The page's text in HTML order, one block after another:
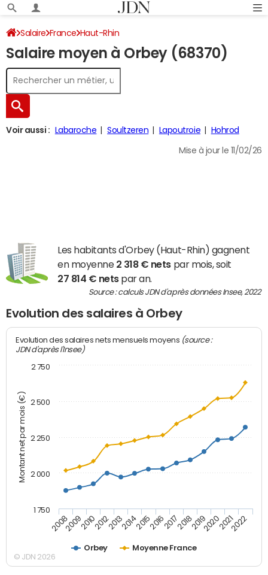
Salaire France Haut-Rhin
Salaire moyen à Orbey (68370)
Voir aussi : Labaroche Soultzeren Lapoutroie Hohrod
Mise à jour le 11/02/26
Les habitants d'Orbey (Haut-Rhin) gagnent
en moyenne 2 318 € netspar mois, soit
27 814 € netspar an.
Source : calculs JDN d'après données Insee, 2022
Evolution des salaires à Orbey
Montant net par mois (€)
Evolution des salaires nets mensuels moyens (source :
JDN d'après l'Insee)
Orbey Moyenne France
20082009201020122013201420152016201720182019202020212022
1 750
2 000
2 250
2 500
2 750
© JDN 2026